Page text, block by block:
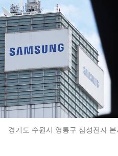
경기도 수원시 영통구 삼성전자